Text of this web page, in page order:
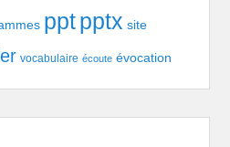
pptpptx site
vocabulaire écoute évocation